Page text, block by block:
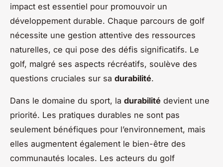
impact est essentiel pour promouvoir un
développement durable. Chaque parcours de golf
nécessite une gestion attentive des ressources
naturelles, ce qui pose des défis significatifs. Le
golf, malgré ses aspects récréatifs, soulève des
questions cruciales sur sa durabilité.
Dans le domaine du sport, la durabilité devient une
priorité. Les pratiques durables ne sont pas
seulement bénéfiques pour l’environnement, mais
elles augmentent également le bien-être des
communautés locales. Les acteurs du golf